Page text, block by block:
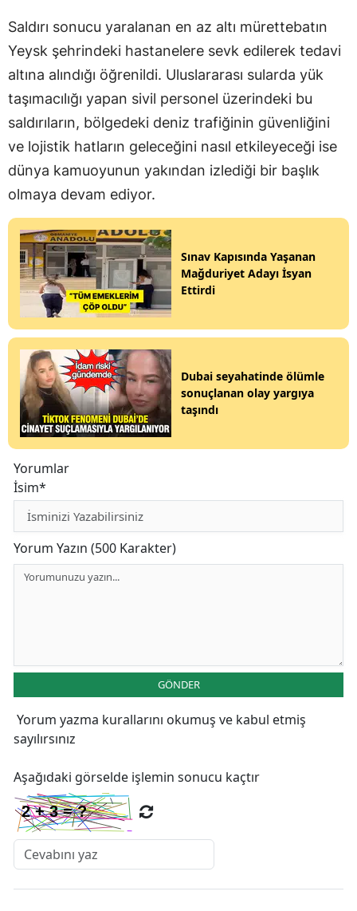
Saldırı sonucu yaralanan en az altı mürettebatın
Yeysk şehrindeki hastanelere sevk edilerek tedavi
altına alındığı öğrenildi. Uluslararası sularda yük
taşımacılığı yapan sivil personel üzerindeki bu
saldırıların, bölgedeki deniz trafiğinin güvenliğini
ve lojistik hatların geleceğini nasıl etkileyeceği ise
dünya kamuoyunun yakından izlediği bir başlık
olmaya devam ediyor.
Sınav Kapısında Yaşanan
Mağduriyet Adayı İsyan
Ettirdi
Dubai seyahatinde ölümle
sonuçlanan olay yargıya
taşındı
Yorumlar
İsim*
Yorum Yazın (500 Karakter)
GÖNDER
Yorum yazma kurallarını okumuş ve kabul etmiş
sayılırsınız
Aşağıdaki görselde işlemin sonucu kaçtır